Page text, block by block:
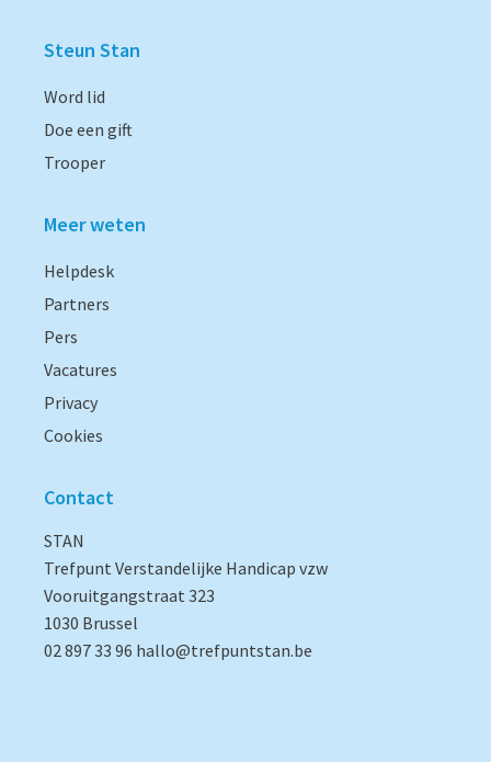
Steun Stan
Word lid
Doe een gift
Trooper
Meer weten
Helpdesk
Partners
Pers
Vacatures
Privacy
Cookies
Contact
STAN
Trefpunt Verstandelijke Handicap vzw
Vooruitgangstraat 323
1030 Brussel
02 897 33 96 hallo@trefpuntstan.be